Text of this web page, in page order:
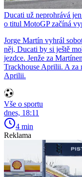
Ducati už neprohrává
o titul MotoGP začíná
Jorge Martín vyhrál
něj, Ducati by si ještě
jezdce. Jenže za
Trackhouse Aprilii. A za
Aprilii.
Vše o sportu
dnes, 18:11
4 min
Reklama